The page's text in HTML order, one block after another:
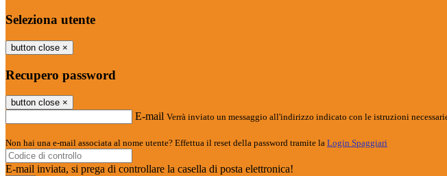
Seleziona utente
button close ×
Recupero password
button close ×
E-mail Verrà inviato un messaggio all'indirizzo indicato con le istruzioni
Non hai una e-mail associata al nome utente? Effettua il reset della password tramite la Login Spaggiari
E-mail inviata, si prega di controllare la casella di posta elettronica!